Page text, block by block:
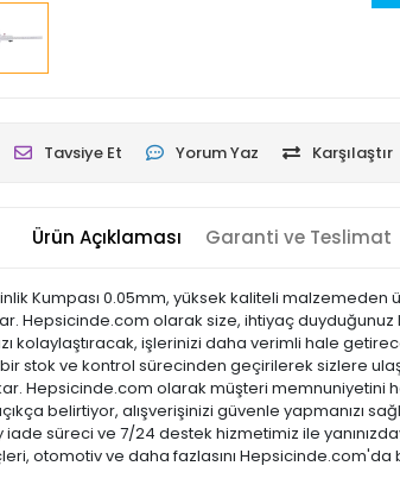
Tavsiye Et Yorum Yaz Karşılaştır
Ürün Açıklaması Garanti ve Teslimat
Kumpası 0.05mm, yüksek kaliteli malzemeden
Hepsicinde.com olarak size, ihtiyaç duyduğunuz
kolaylaştıracak, işlerinizi daha verimli hale
stok ve kontrol sürecinden geçirilerek sizlere
Hepsicinde.com olarak müşteri
belirtiyor, alışverişinizi güvenle yapmanızı
süreci ve 7/24 destek hizmetimiz ile
otomotiv ve daha fazlasını